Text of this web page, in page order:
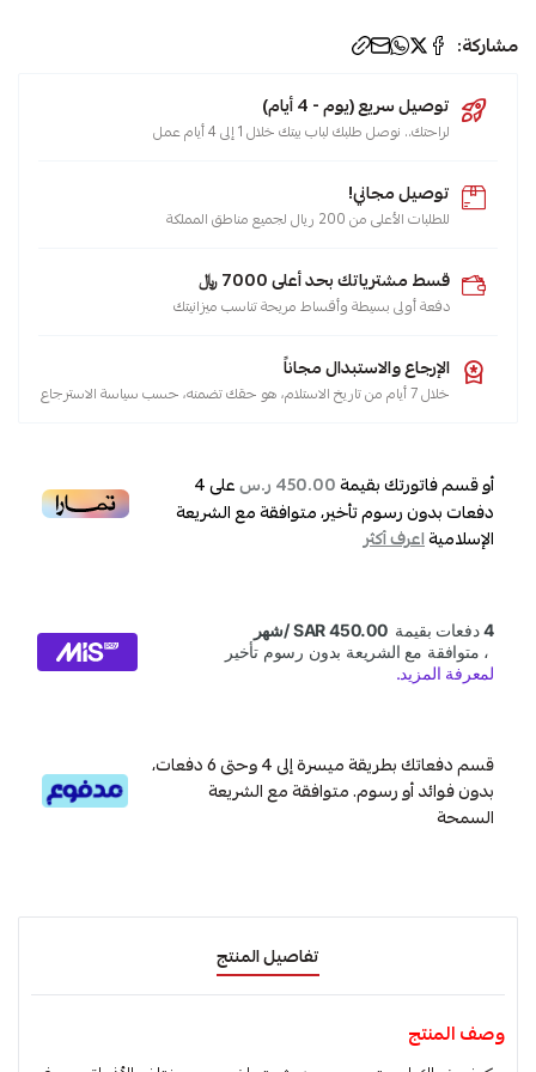
الوسوم:
سبليت
مكيفات
مشاركة:
توصيل سريع (يوم - 4 أيام)
لراحتك.. نوصل طلبك لباب بيتك خلال 1 إلى 4 أيام عمل
توصيل مجاني!
للطلبات الأعلى من 200 ريال لجميع مناطق المملكة
قسط مشترياتك بحد أعلى 7000 ﷼
دفعة أولى بسيطة وأقساط مريحة تناسب ميزانيتك
الإرجاع والاستبدال مجاناً
خلال 7 أيام من تاريخ الاستلام، هو حقك تضمنه، حسب سياسة الاسترجاع
أو قسم فاتورتك بقيمة450.00 ر.س على4
دفعات بدون رسوم تأخير، متوافقة مع الشريعة
الإسلاميةاعرف أكثر
قسم دفعاتك بطريقة ميسرة إلى 4 وحتى 6 دفعات،
بدون فوائد أو رسوم. متوافقة مع الشريعة
السمحة
تفاصيل المنتج
وصف المنتج